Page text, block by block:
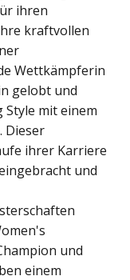
ihren
kraftvollen
Wettkämpferin
gelobt und
mit einem
Dieser
ihrer Karriere
und
und
einem